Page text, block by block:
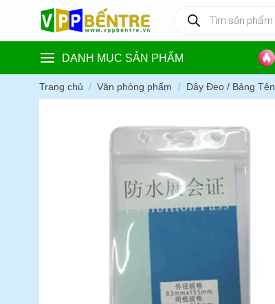
content
kiếm
phẩm
DANH MỤC SẢN PHẨM
Trang chủ / Văn phòng phẩm / Dây Đeo / Bảng Tên